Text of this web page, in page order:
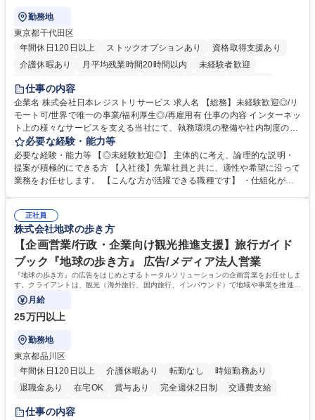
勤務地
東京都千代田区
年間休日120日以上
ストックオプションあり
資格取得支援あり
介護休暇あり
月平均残業時間20時間以内
未経験者歓迎
住宅手当あり
完全週休2日制
交通費支給 駅近5分以内 土日祝休み 服装自由
仕事の内容
企業名 株式会社日本レジストリサービス 求人名 【総務】未経験歓迎◎/リ
モート可/世界で唯一の事業/福利厚生◎/再雇用有 仕事の内容 インターネッ
ト上の様々なサービスを支える当社にて、執務環境の整備や社内制度の検
討、イベント運営などの幅広い業務を担当し、間接的に会社の生産性向上
や成長に貢献している部署です。 会社の全メンバーが安心して長く成果を
発揮できる環境を整えるために、毎日のメンテナンスや維持管理に加え、
新たな施策検討を積極的に行っていただき、会社全体を巻き込み課題解決
幅広い業務の体得が可能で、多様なキャリアパスを描くことも可能です。
募集職種 【総務】未経験歓迎◎/リモート可/世界で唯一の事業/福利厚生◎/
再雇用有
必要な経験・能力等
必要な経験・能力等 【◎未経験歓迎◎】 主体的に考え、論理的な説明・
提案が積極的にできる方 【入社後】先輩社員と共に、適性や希望に沿って
業務をお任せします。 【こんな方が活躍できる職種です】 ・仕組化が好
対処できる・新しいことに興味関心がある 【魅力】■自己啓発支援：資格
取得や通信教育など費用の80%（年間25万円まで）を補助 ■住宅手当：家
賃の50%（月額7万円まで）を補助 学歴・資格 学歴：大学院 大学 語学
力： 資格：
正社員
株式会社地球の歩き方
【企画営業/行政・企業向け観光推進支援】旅行ガイド
ブック『地球の歩き方』 広告/メディア法人営業
『地球の歩き方』の広告をはじめとするトータルソリューションの企画営業をお任せしま
す。クライアントは、観光（海外旅行、国内旅行、インバウンド）で地域や事業を推進し
たい国内外の行政や企業です。
月給
25万円以上
勤務地
東京都品川区
年間休日120日以上
介護休暇あり 転勤なし
時短勤務あり
退職金あり
在宅OK 賞与あり 完全週休2日制
交通費支給
駅近5分以内
仕事の内容